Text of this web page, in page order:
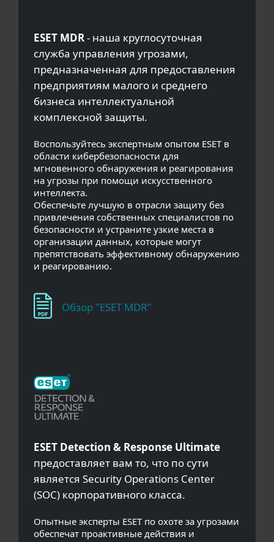
ESET MDR- наша круглосуточная
служба управления угрозами,
предназначенная для предоставления
предприятиям малого и среднего
бизнеса интеллектуальной
комплексной защиты.
Воспользуйтесь экспертным опытом ESET в
области кибербезопасности для
мгновенного обнаружения и реагирования
на угрозы при помощи искусственного
интеллекта.
Обеспечьте лучшую в отрасли защиту без
привлечения собственных специалистов по
безопасности и устраните узкие места в
организации данных, которые могут
препятствовать эффективному обнаружению
и реагированию.
Обзор "ESET MDR"
ESET Detection & Response Ultimate
предоставляет вам то, что по сути
является Security Operations Center
(SOC) корпоративного класса.
Опытные эксперты ESET по охоте за угрозами
обеспечат проактивные действия и